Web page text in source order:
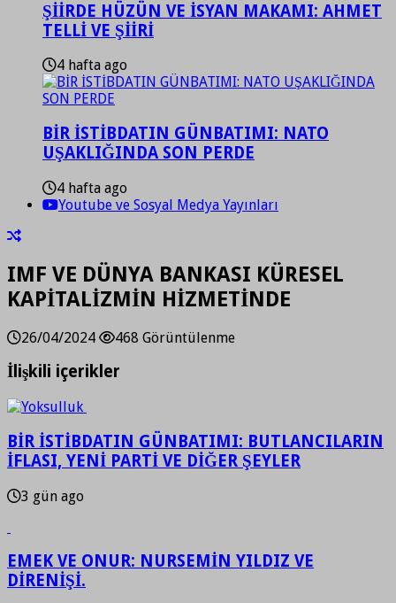
ŞİİRDE HÜZÜN VE İSYAN MAKAMI: AHMET
TELLİ VE ŞİİRİ
4 hafta ago
BİR İSTİBDATIN GÜNBATIMI: NATO
UŞAKLIĞINDA SON PERDE
4 hafta ago
Youtube ve Sosyal Medya Yayınları
IMF VE DÜNYA BANKASI KÜRESEL
KAPİTALİZMİN HİZMETİNDE
26/04/2024 468 Görüntülenme
İlişkili içerikler
BİR İSTİBDATIN GÜNBATIMI: BUTLANCILARIN
İFLASI, YENİ PARTİ VE DİĞER ŞEYLER
3 gün ago
EMEK VE ONUR: NURSEMİN YILDIZ VE
DİRENİŞİ.